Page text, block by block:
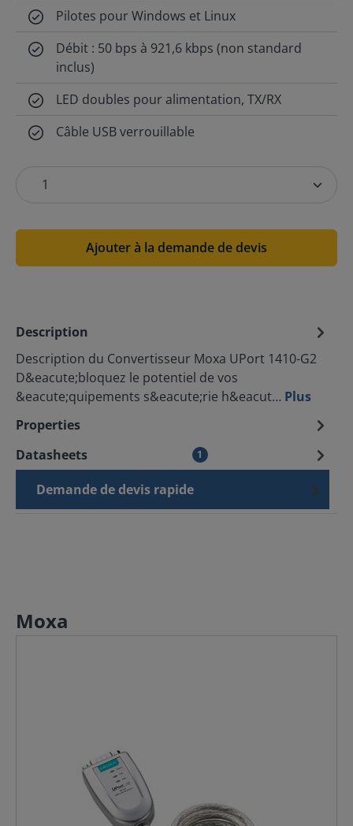
Pilotes pour Windows et Linux
Débit : 50 bps à 921,6 kbps (non standard
inclus)
LED doubles pour alimentation, TX/RX
Câble USB verrouillable
Ajouter à la demande de devis
Description
Description du Convertisseur Moxa UPort 1410-G2
D&eacute;bloquez le potentiel de vos
&eacute;quipements s&eacute;rie h&eacut… Plus
Properties
Datasheets
1
Demande de devis rapide
Moxa